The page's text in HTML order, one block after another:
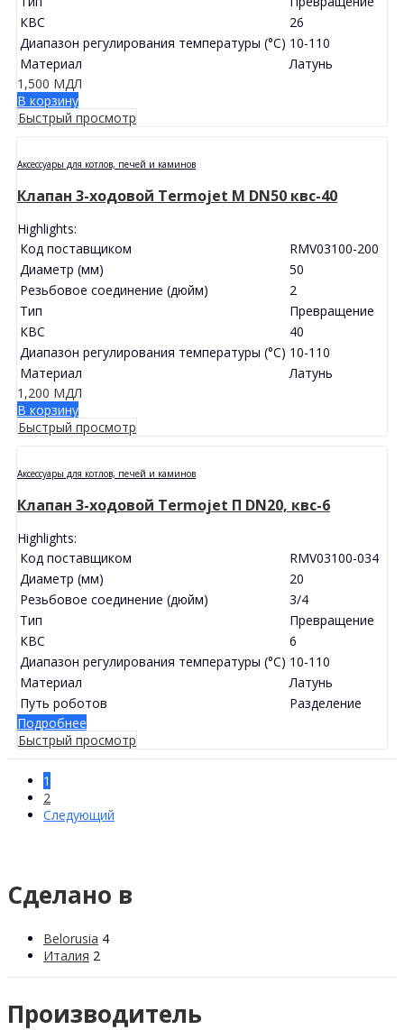
КВС
26
Диапазон регулирования температуры (°C) 10-110
Материал
Латунь
1,500 МДЛ
В корзину
Быстрый просмотр
Аксессуары для котлов, печей и каминов
Клапан 3-ходовой Termojet M DN50 квс-40
Highlights:
Код поставщиком
RMV03100-200
Диаметр (мм)
50
Резьбовое соединение (дюйм)
2
Тип
Превращение
КВС
40
Диапазон регулирования температуры (°C) 10-110
Материал
Латунь
1,200 МДЛ
В корзину
Быстрый просмотр
Аксессуары для котлов, печей и каминов
Клапан 3-ходовой Termojet П DN20, квс-6
Highlights:
Код поставщиком
RMV03100-034
Диаметр (мм)
20
Резьбовое соединение (дюйм)
3/4
Тип
Превращение
КВС
6
Диапазон регулирования температуры (°C) 10-110
Материал
Латунь
Путь роботов
Разделение
Подробнее
Быстрый просмотр
1
2
Следующий
Сделано в
Belorusia 4
Италия 2
Производитель